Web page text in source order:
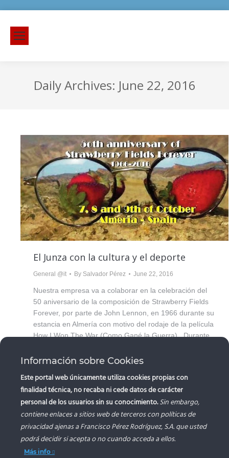
Daily Archives: June 22, 2016
El Junza con la cultura y el deporte
General @it By Salvador Pérez June 22, 2016
Nuestra empresa va a colaborar en la celebración del
50 aniversario de la composición de Strawberry Fields
Forever, por parte de John Lennon, en 1966 durante su
estancia en Almería con motivo del rodaje de la película
How I Won The War (Como Gané la Guerra). Durante
Unión Europea con cargo al Fondo NextGenerationEU, en
Plan de Recuperación, Trasformación y Resiliencia, para
Información sobre Cookies
Este portal web únicamente utiliza cookies propias con
finalidad técnica, no recaba ni cede datos de carácter
personal de los usuarios sin su conocimiento.Sin embargo,
contiene enlaces a sitios web de terceros con políticas de
privacidad ajenas a Francisco Pérez Rodríguez, S.A. que usted
podrá decidir si acepta o no cuando acceda a ellos.
Más info